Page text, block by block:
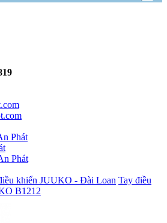
Phát
Phát
khiển JUUKO - Đài Loan Tay điều
B1212